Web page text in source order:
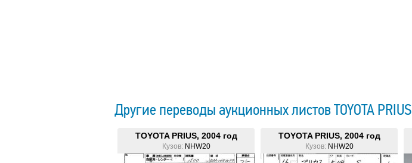
Другие переводы аукционных листов TOYOTA PRIUS
TOYOTA PRIUS, 2004 год
Кузов:NHW20
TOYOTA PRIUS, 2004 год
Кузов:NHW20